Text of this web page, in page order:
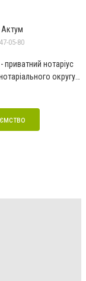
05-80
- приватний нотаріус
округу